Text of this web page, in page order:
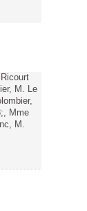
M. Le
Mme
M.